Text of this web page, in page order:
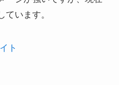
ています。
ト